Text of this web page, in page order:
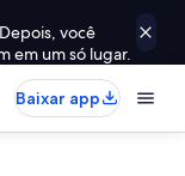
você
em um só lugar.
Baixar app